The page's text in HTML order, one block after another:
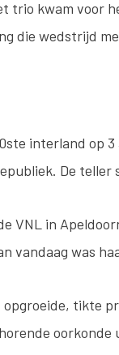
trio kwam
die wedstrijd
interland op
De teller
VNL in
vandaag was
tikte